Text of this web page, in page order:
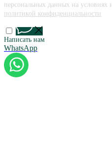
персональных данных на условиях
политикой конфиденциальности
Написать нам
WhatsApp